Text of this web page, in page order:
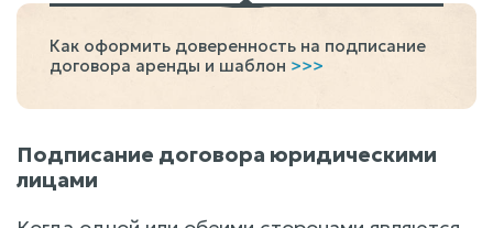
Как оформить доверенность на подписание
договора аренды и шаблон >>>
Подписание договора юридическими
лицами